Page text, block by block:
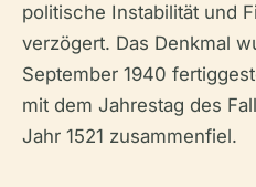
politische Instabilität und
verzögert. Das Denkmal
September 1940
mit dem Jahrestag des
Jahr 1521 zusammenfiel.